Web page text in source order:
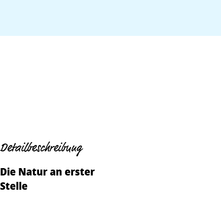
Detailbeschreibung
Die Natur an erster
Stelle